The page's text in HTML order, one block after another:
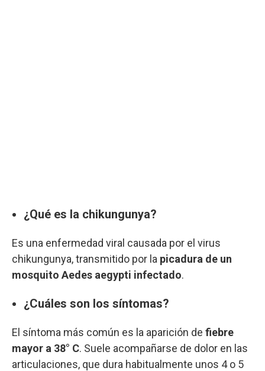
¿Qué es la chikungunya?
Es una enfermedad viral causada por el virus
chikungunya, transmitido por la picadura de un
mosquito Aedes aegypti infectado.
¿Cuáles son los síntomas?
El síntoma más común es la aparición de fiebre
mayor a 38° C. Suele acompañarse de dolor en las
articulaciones, que dura habitualmente unos 4 o 5